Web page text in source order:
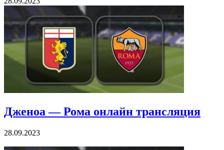
Дженоа — Рома онлайн трансляция
28.09.2023